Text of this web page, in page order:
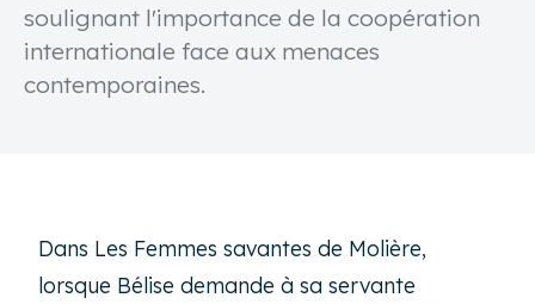
soulignant l'importance de la coopération
internationale face aux menaces
contemporaines.
Dans Les Femmes savantes de Molière,
lorsque Bélise demande à sa servante